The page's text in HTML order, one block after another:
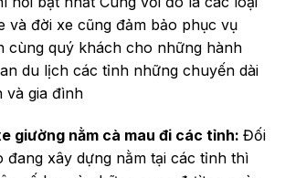
và đời xe cũng đảm bảo phục vụ
cùng quý khách cho những hành
du lịch các tỉnh những chuyến dài
và gia đình
giường nằm cà mau đi các tỉnh: Đối
đang xây dựng nằm tại các tỉnh thì